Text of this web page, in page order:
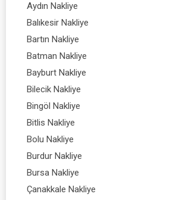
Aydın Nakliye
Balıkesir Nakliye
Bartın Nakliye
Batman Nakliye
Bayburt Nakliye
Bilecik Nakliye
Bingöl Nakliye
Bitlis Nakliye
Bolu Nakliye
Burdur Nakliye
Bursa Nakliye
Çanakkale Nakliye